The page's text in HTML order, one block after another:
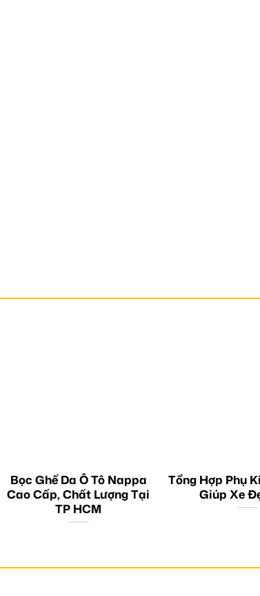
Bọc Ghế Da Ô Tô Nappa
Cao Cấp, Chất Lượng Tại
TP HCM
Tổng Hợp Phụ
Giúp Xe